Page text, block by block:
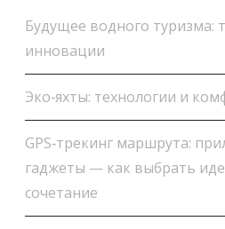
Будущее водного туризма:
инновации
Эко‑яхты: технологии и
GPS‑трекинг маршрута:
гаджеты — как выбрать
сочетание